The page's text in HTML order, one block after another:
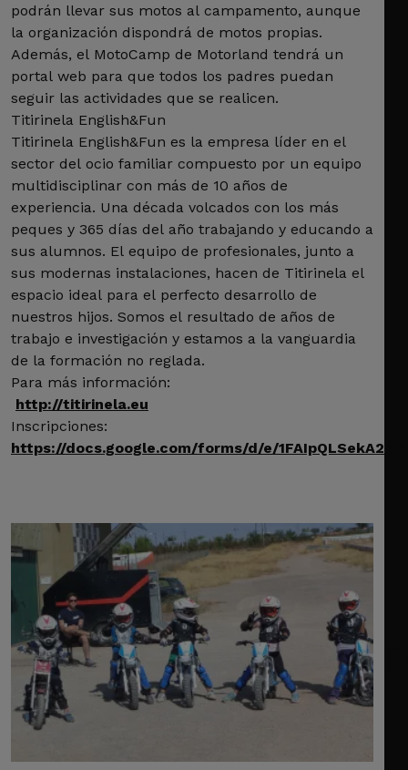
podrán llevar sus motos al campamento, aunque
la organización dispondrá de motos propias.
Además, el MotoCamp de Motorland tendrá un
portal web para que todos los padres puedan
seguir las actividades que se realicen.
Titirinela English&Fun
Titirinela English&Fun es la empresa líder en el
sector del ocio familiar compuesto por un equipo
multidisciplinar con más de 10 años de
experiencia. Una década volcados con los más
peques y 365 días del año trabajando y educando a
sus alumnos. El equipo de profesionales, junto a
sus modernas instalaciones, hacen de Titirinela el
espacio ideal para el perfecto desarrollo de
nuestros hijos. Somos el resultado de años de
trabajo e investigación y estamos a la vanguardia
de la formación no reglada.
Para más información:
http://titirinela.eu
Inscripciones:
https://docs.google.com/forms/d/e/